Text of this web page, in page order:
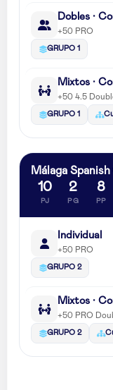
Dobles ·
+50 PRO
GRUPO 1
Mixtos ·
+50 4.5
GRUPO 1
Málaga
10
PJ
2
PG
8
PP
Individual
+50 PRO
GRUPO 2
Mixtos ·
+50 PRO
GRUPO 2